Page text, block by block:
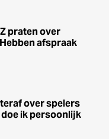
praten over
afspraak
over spelers
ik persoonlijk